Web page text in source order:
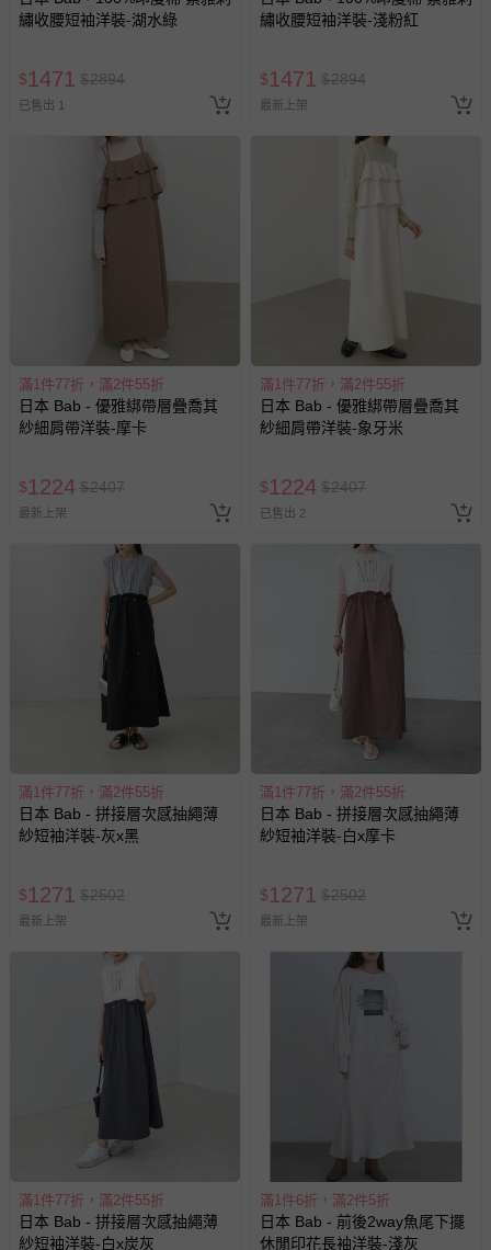
繡收腰短袖洋裝-湖水綠
$1471 $2894
已售出 1
繡收腰短袖洋裝-淺粉紅
$1471 $2894
最新上架
滿1件77折，滿2件55折
日本 Bab - 優雅綁帶層疊喬其
紗細肩帶洋裝-摩卡
$1224 $2407
最新上架
滿1件77折，滿2件55折
日本 Bab - 優雅綁帶層疊喬其
紗細肩帶洋裝-象牙米
$1224 $2407
已售出 2
滿1件77折，滿2件55折
日本 Bab - 拼接層次感抽繩薄
紗短袖洋裝-灰x黑
$1271 $2502
最新上架
滿1件77折，滿2件55折
日本 Bab - 拼接層次感抽繩薄
紗短袖洋裝-白x摩卡
$1271 $2502
最新上架
滿1件77折，滿2件55折
日本 Bab - 拼接層次感抽繩薄
紗短袖洋裝-白x炭灰
滿1件6折，滿2件5折
日本 Bab - 前後2way魚尾下擺
休閒印花長袖洋裝-淺灰